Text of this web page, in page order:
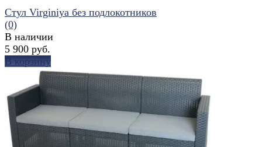
избранное сравнить
Стул Virginiya без подлокотников
(0)
В наличии
5 900 руб.
В корзину